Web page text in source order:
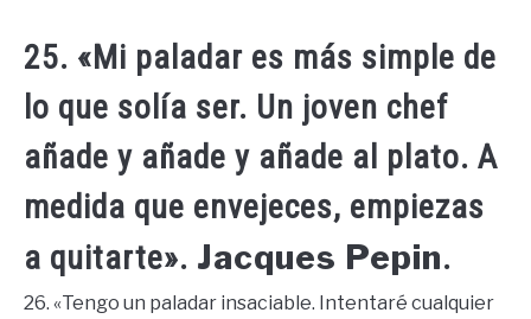
25. «Mi paladar es más simple de
lo que solía ser. Un joven chef
añade y añade y añade al plato. A
medida que envejeces, empiezas
a quitarte». Jacques Pepin.
26. «Tengo un paladar insaciable. Intentaré cualquier